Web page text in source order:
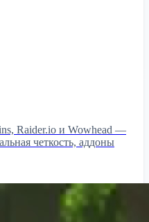
Raider.io и Wowhead —
четкость, аддоны